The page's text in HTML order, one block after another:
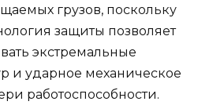
грузов, поскольку
защиты позволяет
экстремальные
и ударное механическое
работоспособности.